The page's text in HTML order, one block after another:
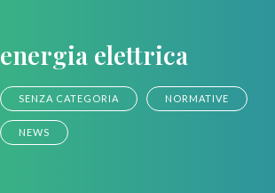
energia elettrica
SENZA CATEGORIA NORMATIVE
NEWS